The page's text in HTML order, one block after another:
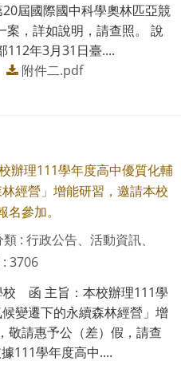
屆國際國中科學奧林匹亞競
，詳如說明，請查照。 說
112年3月31日臺....
附件二.pdf
辦理111學年度高中優質化輔
經營」增能研習，邀請本校
名參加。
: 行政公告、活動資訊、
3706
校 函 主旨：本校辦理111學
變遷下的永續森林經營」增
敬請惠予公（差）假，請查
111學年度高中....